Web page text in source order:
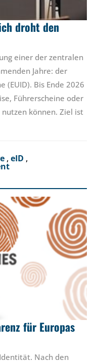
droht den
einer der zentralen
Jahre: der
(EUID). Bis Ende 2026
Führerscheine oder
können. Ziel ist
, eID ,
für Europas
Nach den